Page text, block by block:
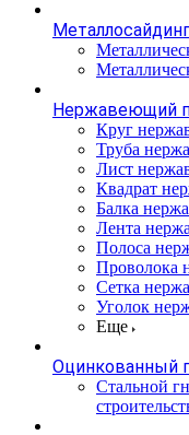
Металлосайдинг
Нержавеющий
Круг
Труба
Лист
Квадрат
Балка
Лента
Полоса
Проволока
Сетка
Уголок
Еще
Оцинкованный
Стальной